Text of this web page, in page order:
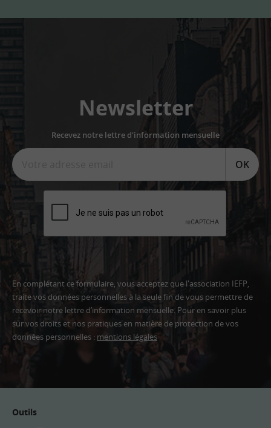
Newsletter
Recevez notre lettre d'information mensuelle
OK
En complétant ce formulaire, vous acceptez que l'association IEFP,
traite vos données personnelles à la seule fin de vous permettre de
recevoir notre lettre d’information mensuelle. Pour en savoir plus
sur vos droits et nos pratiques en matière de protection de vos
données personnelles : mentions légales
Adresse
Outils